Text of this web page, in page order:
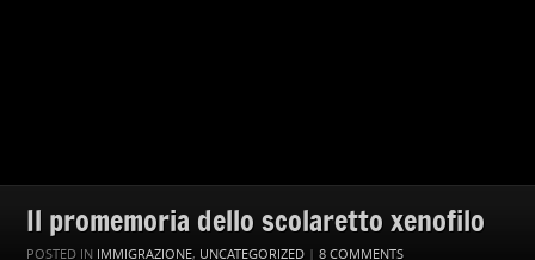
Il promemoria dello scolaretto xenofilo
POSTED IN IMMIGRAZIONE, UNCATEGORIZED | 8 COMMENTS